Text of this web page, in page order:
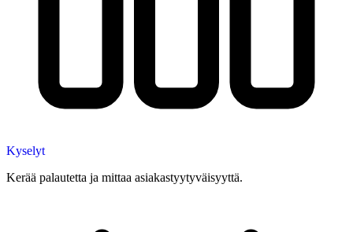
Kyselyt
Kerää palautetta ja mittaa asiakastyytyväisyyttä.